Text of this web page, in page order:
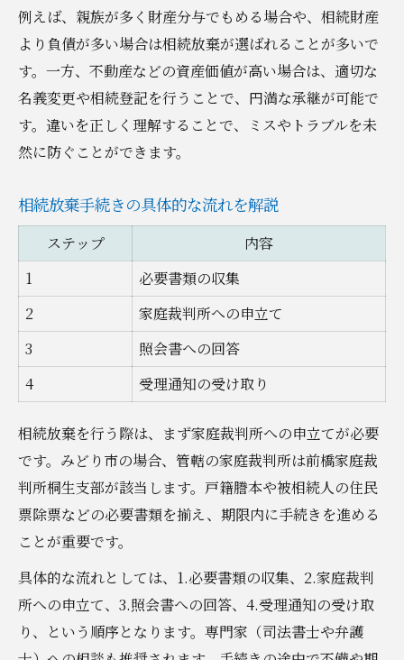
例えば、親族が多く財産分与でもめる場合や、相続財産
より負債が多い場合は相続放棄が選ばれることが多いで
す。一方、不動産などの資産価値が高い場合は、適切な
名義変更や相続登記を行うことで、円満な承継が可能で
す。違いを正しく理解することで、ミスやトラブルを未
然に防ぐことができます。
相続放棄手続きの具体的な流れを解説
ステップ
内容
1
必要書類の収集
2
家庭裁判所への申立て
3
照会書への回答
4
受理通知の受け取り
相続放棄を行う際は、まず家庭裁判所への申立てが必要
です。みどり市の場合、管轄の家庭裁判所は前橋家庭裁
判所桐生支部が該当します。戸籍謄本や被相続人の住民
票除票などの必要書類を揃え、期限内に手続きを進める
ことが重要です。
具体的な流れとしては、1.必要書類の収集、2.家庭裁判
所への申立て、3.照会書への回答、4.受理通知の受け取
り、という順序となります。専門家（司法書士や弁護